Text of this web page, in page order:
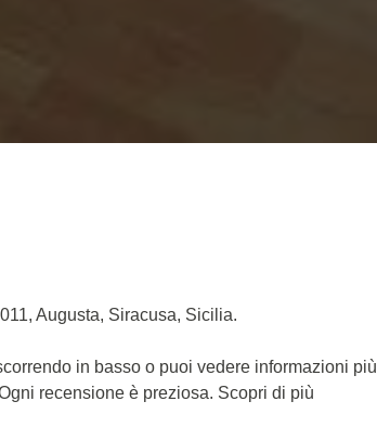
Augusta, Siracusa, Sicilia.
in basso o puoi vedere informazioni più
recensione è preziosa. Scopri di più